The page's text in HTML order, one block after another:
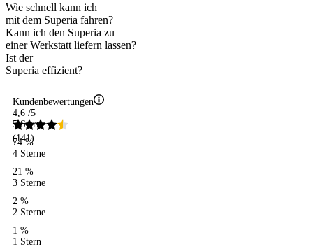
Wie schnell kann ich
mit dem Superia fahren?
Kann ich den Superia zu
einer Werkstatt liefern lassen?
Ist der
Superia effizient?
Kundenbewertungen
4,6 /5
(141)
5 Sterne
74 %
4 Sterne
21 %
3 Sterne
2 %
2 Sterne
1 %
1 Stern